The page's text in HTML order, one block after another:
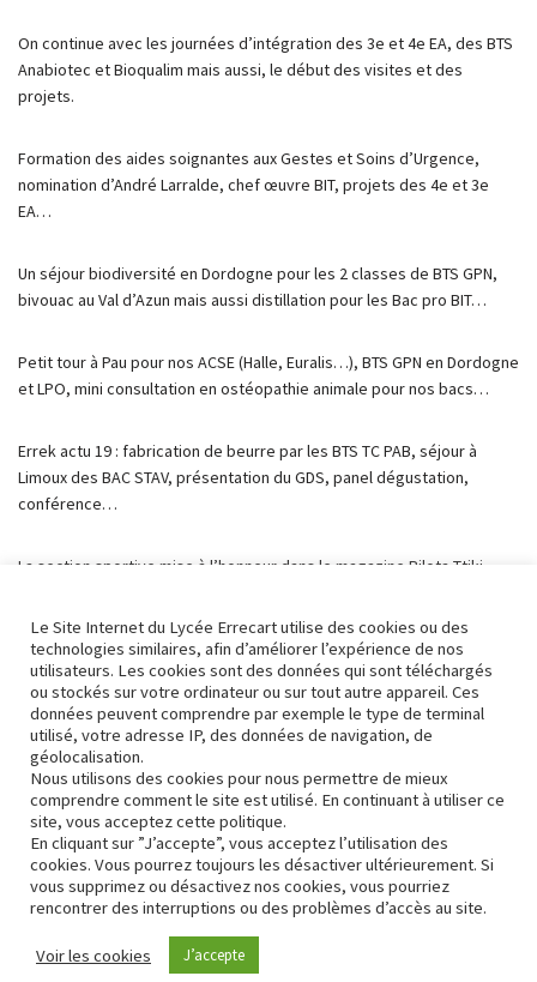
On continue avec les journées d’intégration des 3e et 4e EA, des BTS
Anabiotec et Bioqualim mais aussi, le début des visites et des
projets.
Formation des aides soignantes aux Gestes et Soins d’Urgence,
nomination d’André Larralde, chef œuvre BIT, projets des 4e et 3e
EA…
Un séjour biodiversité en Dordogne pour les 2 classes de BTS GPN,
bivouac au Val d’Azun mais aussi distillation pour les Bac pro BIT…
Petit tour à Pau pour nos ACSE (Halle, Euralis…), BTS GPN en Dordogne
et LPO, mini consultation en ostéopathie animale pour nos bacs…
Errek actu 19 : fabrication de beurre par les BTS TC PAB, séjour à
Limoux des BAC STAV, présentation du GDS, panel dégustation,
conférence…
La section sportive mise à l’honneur dans le magazine Pilota Ttiki,
& Oui..
« Précédent 1 2 3 4
Suivant »
Conformité RGPD
Le Site Internet du Lycée Errecart utilise des cookies ou des
technologies similaires, afin d’améliorer l’expérience de nos
utilisateurs. Les cookies sont des données qui sont téléchargés
ou stockés sur votre ordinateur ou sur tout autre appareil. Ces
données peuvent comprendre par exemple le type de terminal
utilisé, votre adresse IP, des données de navigation, de
géolocalisation.
Nous utilisons des cookies pour nous permettre de mieux
comprendre comment le site est utilisé. En continuant à utiliser ce
site, vous acceptez cette politique.
En cliquant sur ”J’accepte”, vous acceptez l’utilisation des
cookies. Vous pourrez toujours les désactiver ultérieurement. Si
vous supprimez ou désactivez nos cookies, vous pourriez
rencontrer des interruptions ou des problèmes d’accès au site.
Voir les cookies J’accepte